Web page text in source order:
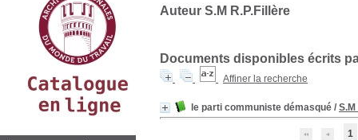
Auteur S.M R.P.Fillère
Documents disponibles écrits
Affiner la recherche
le parti communiste démasqué / S.M
1